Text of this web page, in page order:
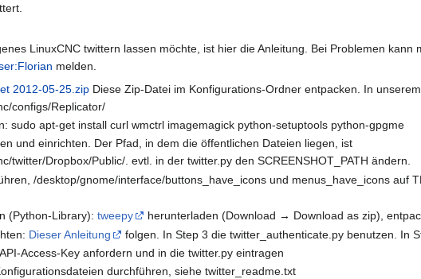
LinuxCNC twittern lassen möchte, ist hier die Anleitung. Bei Problemen kann
melden.
2012-05-25.zip Diese Zip-Datei im Konfigurations-Ordner entpacken. In
configs/Replicator/
sudo apt-get install curl wmctrl imagemagick python-setuptools python-gpgme
und einrichten. Der Pfad, in dem die öffentlichen Dateien liegen, ist
twitter/Dropbox/Public/. evtl. in der twitter.py den SCREENSHOT_PATH ändern.
/desktop/gnome/interface/buttons_have_icons und menus_have_icons auf
(Python-Library):tweepy
herunterladen (Download → Download as zip),
Dieser Anleitung
folgen. In Step 3 die twitter_authenticate.py benutzen. In
Access-Key anfordern und in die twitter.py eintragen
durchführen, siehe twitter_readme.txt